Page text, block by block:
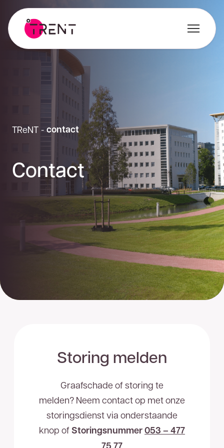
TReNT - contact
Contact
Storing melden
Graafschade of storing te
melden? Neem contact op met onze
storingsdienst via onderstaande
knop ofStoringsnummer053 – 477